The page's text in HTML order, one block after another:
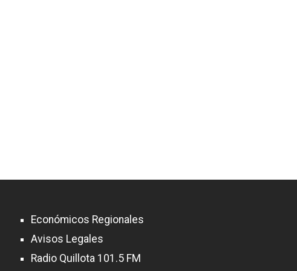
Económicos Regionales
Avisos Legales
Radio Quillota 101.5 FM